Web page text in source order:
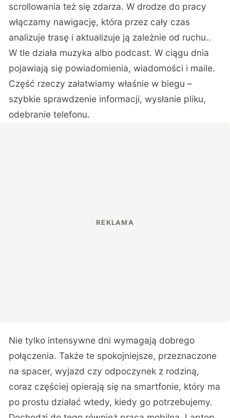
scrollowania też się zdarza. W drodze do pracy
włączamy nawigację, która przez cały czas
analizuje trasę i aktualizuje ją zależnie od ruchu..
W tle działa muzyka albo podcast. W ciągu dnia
pojawiają się powiadomienia, wiadomości i maile.
Część rzeczy załatwiamy właśnie w biegu –
szybkie sprawdzenie informacji, wysłanie pliku,
odebranie telefonu.
Nie tylko intensywne dni wymagają dobrego
połączenia. Także te spokojniejsze, przeznaczone
na spacer, wyjazd czy odpoczynek z rodziną,
coraz częściej opierają się na smartfonie, który ma
po prostu działać wtedy, kiedy go potrzebujemy.